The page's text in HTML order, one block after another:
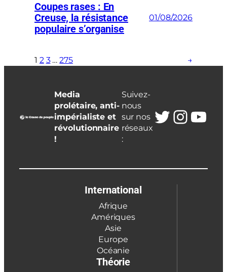
Coupes rases : En
Creuse, la résistance
populaire s’organise
01/08/2026
1 2 3 … 275 →
Media
prolétaire, anti-
impérialiste et
révolutionnaire
!
Suivez-
nous
sur nos
réseaux
:
Twitter
International
Afrique
Amériques
Asie
Europe
Océanie
Théorie